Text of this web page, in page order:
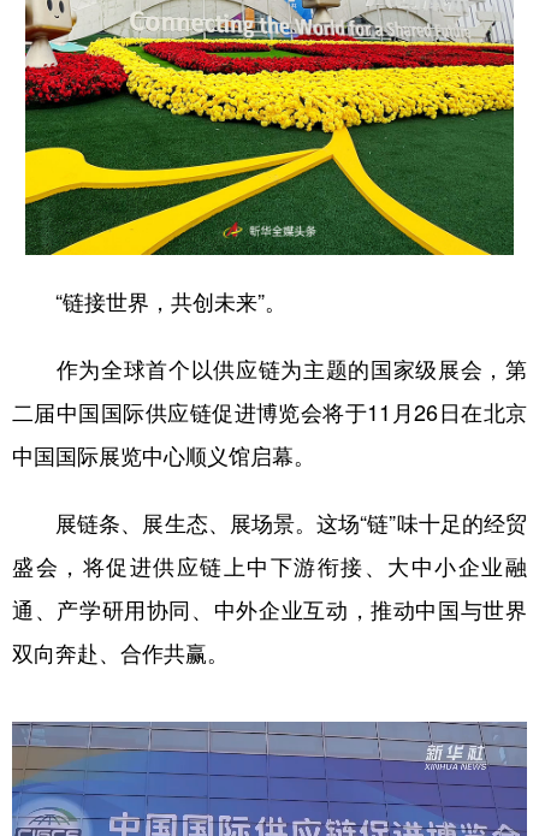
北京 天津 河北 山西
辽宁 吉林 上海 江苏
浙江 安徽 福建 江西
山东 河南 湖北 湖南
广东 广西 海南 重庆
陕西 甘肃
新疆 内蒙古 黑龙江
多语种频道
English Español Français عربى
Русский язык 日本語 한국어
Deutsch Português
“链接世界，共创未来”。
作为全球首个以供应链为主题的国家级展会，第
二届中国国际供应链促进博览会将于11月26日在北京
中国国际展览中心顺义馆启幕。
展链条、展生态、展场景。这场“链”味十足的经贸
盛会，将促进供应链上中下游衔接、大中小企业融
通、产学研用协同、中外企业互动，推动中国与世界
双向奔赴、合作共赢。